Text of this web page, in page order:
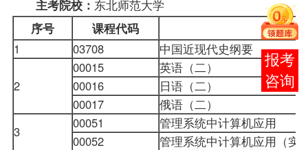
主考院校： 东北师范大学
序号 课程代码
课程
1
03708 中国近现代史纲要
2
00015
英语（二）
00016
日语（二）
00017
俄语（二）
3
00051
管理系统中计算机应用
00052
管理系统中计算机应用（实
在线
客服